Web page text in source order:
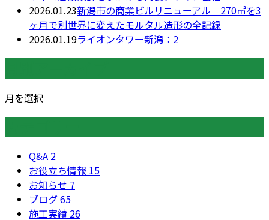
2026.01.23新潟市の商業ビルリニューアル｜270㎡を3
ヶ月で別世界に変えたモルタル造形の全記録
2026.01.19ライオンタワー新潟：2
月を選択
Q&A 2
お役立ち情報 15
お知らせ 7
ブログ65
施工実績 26